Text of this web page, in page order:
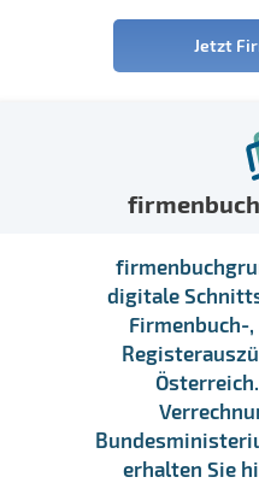
Jetzt
digitale
Firmenbuch-
erhalten Sie